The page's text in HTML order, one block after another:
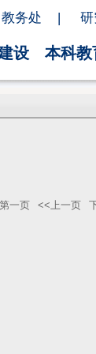
教务处 |
设 本科教
第一页 <<上一页